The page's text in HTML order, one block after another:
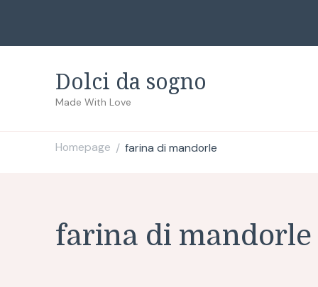
Dolci da sogno
Made With Love
Homepage / farina di mandorle
farina di mandorle